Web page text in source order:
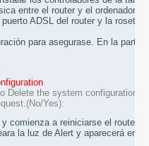
entre el router y el ordenador.
ADSL del router y la roseta
para asegurase. En la
Delete the system configuration
Yes):
comienza a reiniciarse el router.
la luz de Alert y aparecerá en